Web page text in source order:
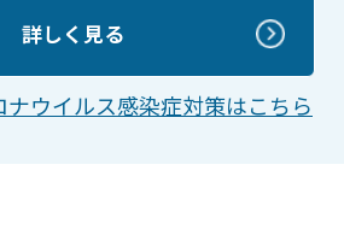
詳しく見る
ウイルス感染症対策はこちら